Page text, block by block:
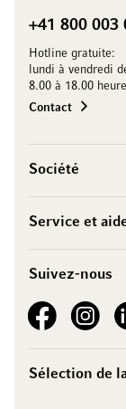
+41 800 003
Hotline gratuite:
lundi à vendredi
8.00 à 18.00
Contact
Société
Service et
Suivez-nous
See our Facebook
See our
Sélection de